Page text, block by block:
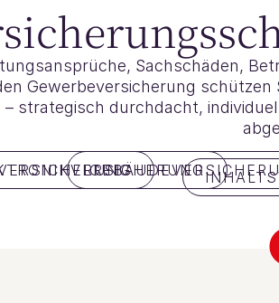
Sachschäden,
Gewerbeversicherung
– strategisch durchdacht,